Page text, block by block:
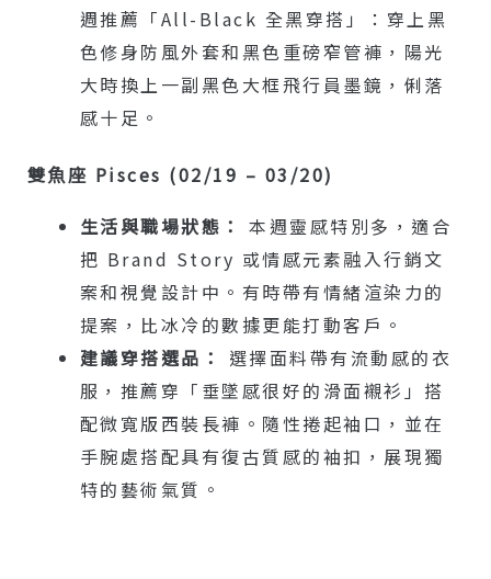
週推薦「All-Black 全黑穿搭」：穿上黑
色修身防風外套和黑色重磅窄管褲，陽光
大時換上一副黑色大框飛行員墨鏡，俐落
感十足。
雙魚座 Pisces (02/19 – 03/20)
生活與職場狀態：
本週靈感特別多，適合
把 Brand Story 或情感元素融入行銷文
案和視覺設計中。有時帶有情緒渲染力的
提案，比冰冷的數據更能打動客戶。
建議穿搭選品：
選擇面料帶有流動感的衣
服，推薦穿「垂墜感很好的滑面襯衫」搭
配微寬版西裝長褲。隨性捲起袖口，並在
手腕處搭配具有復古質感的袖扣，展現獨
特的藝術氣質。